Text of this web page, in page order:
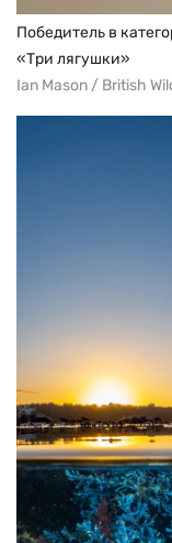
Победитель в
«Три лягушки»
Ian Mason / British